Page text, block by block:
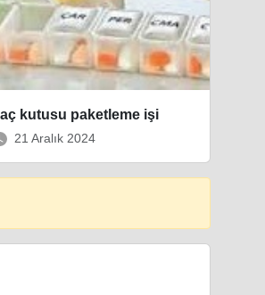
kutusu paketleme işi
21 Aralık 2024